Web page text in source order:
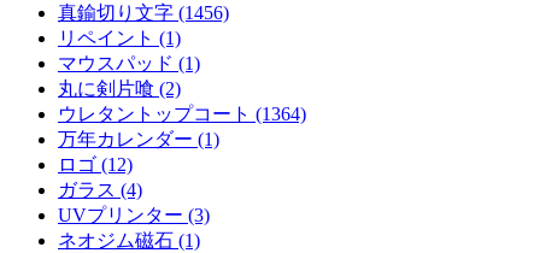
真鍮切り文字 (1456)
リペイント (1)
マウスパッド (1)
丸に剣片喰 (2)
ウレタントップコート (1364)
万年カレンダー (1)
ロゴ (12)
ガラス (4)
UVプリンター (3)
ネオジム磁石 (1)